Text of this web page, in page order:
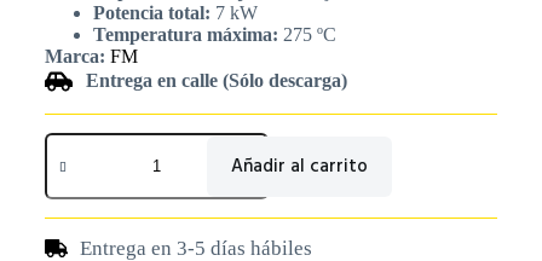
Potencia total: 7 kW
Temperatura máxima: 275 ºC
Marca: FM
Entrega en calle (Sólo descarga)
Añadir al carrito
Entrega en 3-5 días hábiles